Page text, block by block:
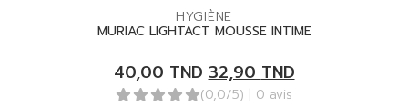
HYGIÈNE
MURIAC LIGHTACT MOUSSE INTIME
40,00TND 32,90TND
(0,0/5) | 0 avis